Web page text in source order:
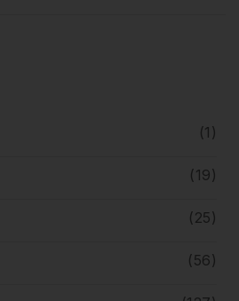
(1)
(19)
(25)
(56)